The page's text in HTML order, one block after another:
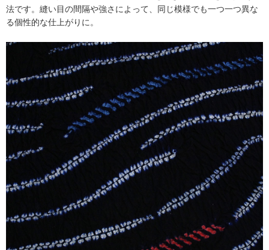
法です。縫い目の間隔や強さによって、同じ模様でも一つ一つ異な
る個性的な仕上がりに。